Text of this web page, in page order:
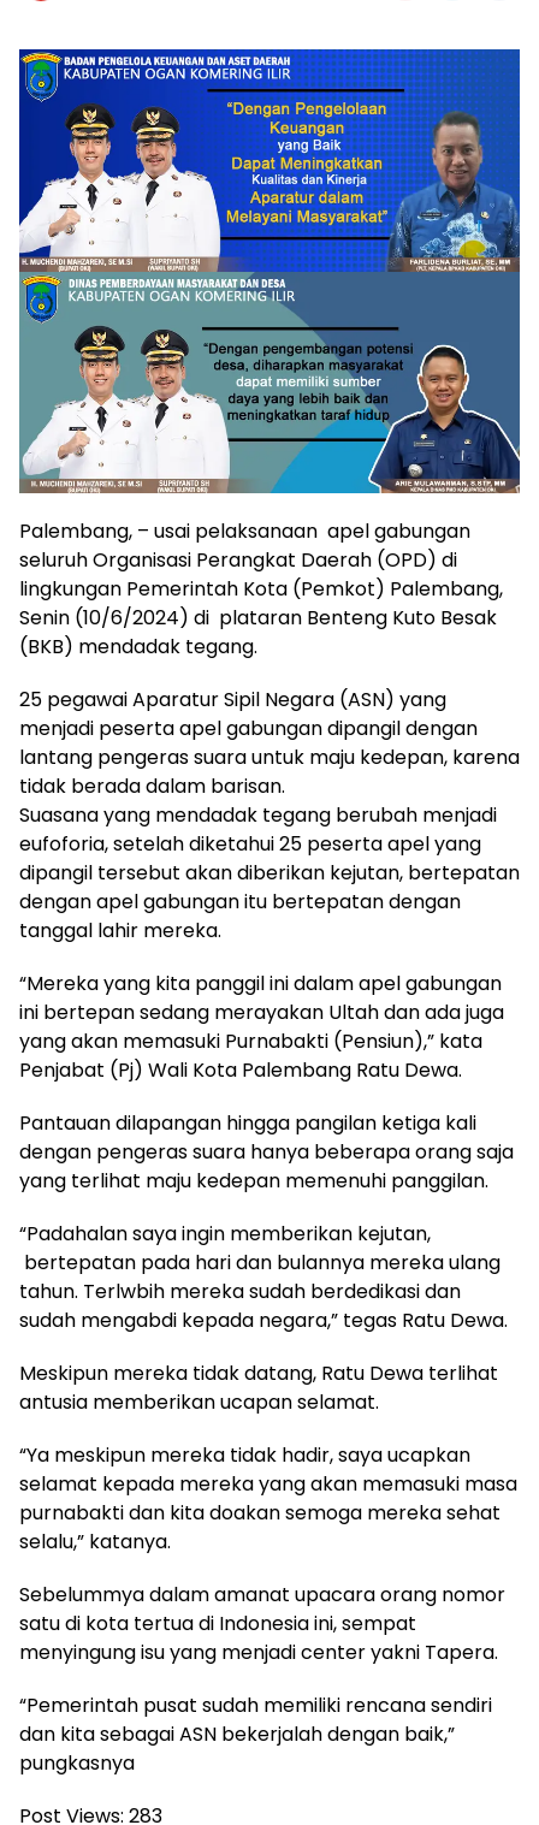
Palembang, – usai pelaksanaan apel gabungan
seluruh Organisasi Perangkat Daerah (OPD) di
lingkungan Pemerintah Kota (Pemkot) Palembang,
Senin (10/6/2024) di plataran Benteng Kuto Besak
(BKB) mendadak tegang.
25 pegawai Aparatur Sipil Negara (ASN) yang
menjadi peserta apel gabungan dipangil dengan
lantang pengeras suara untuk maju kedepan, karena
tidak berada dalam barisan.
Suasana yang mendadak tegang berubah menjadi
eufoforia, setelah diketahui 25 peserta apel yang
dipangil tersebut akan diberikan kejutan, bertepatan
dengan apel gabungan itu bertepatan dengan
tanggal lahir mereka.
“Mereka yang kita panggil ini dalam apel gabungan
ini bertepan sedang merayakan Ultah dan ada juga
yang akan memasuki Purnabakti (Pensiun),” kata
Penjabat (Pj) Wali Kota Palembang Ratu Dewa.
Pantauan dilapangan hingga pangilan ketiga kali
dengan pengeras suara hanya beberapa orang saja
yang terlihat maju kedepan memenuhi panggilan.
“Padahalan saya ingin memberikan kejutan,
bertepatan pada hari dan bulannya mereka ulang
tahun. Terlwbih mereka sudah berdedikasi dan
sudah mengabdi kepada negara,” tegas Ratu Dewa.
Meskipun mereka tidak datang, Ratu Dewa terlihat
antusia memberikan ucapan selamat.
“Ya meskipun mereka tidak hadir, saya ucapkan
selamat kepada mereka yang akan memasuki masa
purnabakti dan kita doakan semoga mereka sehat
selalu,” katanya.
Sebelummya dalam amanat upacara orang nomor
satu di kota tertua di Indonesia ini, sempat
menyingung isu yang menjadi center yakni Tapera.
“Pemerintah pusat sudah memiliki rencana sendiri
dan kita sebagai ASN bekerjalah dengan baik,”
pungkasnya
Post Views: 283